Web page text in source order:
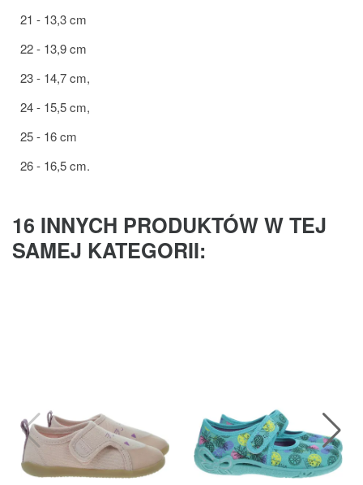
21 - 13,3 cm
22 - 13,9 cm
23 - 14,7 cm,
24 - 15,5 cm,
25 - 16 cm
26 - 16,5 cm.
16 INNYCH PRODUKTÓW W TEJ
SAMEJ KATEGORII: